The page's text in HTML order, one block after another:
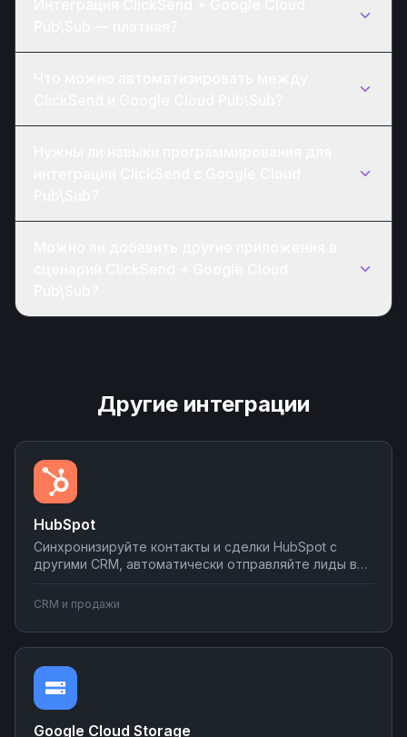
Другие интеграции
HubSpot
Синхронизируйте контакты и сделки HubSpot с
другими CRM, автоматически отправляйте лиды в
в планировщиках при изменении статуса сделки.
Настраивайте двусторонний обмен данными без
программирования на платформе Nodul.
CRM и продажи
Google Cloud Storage